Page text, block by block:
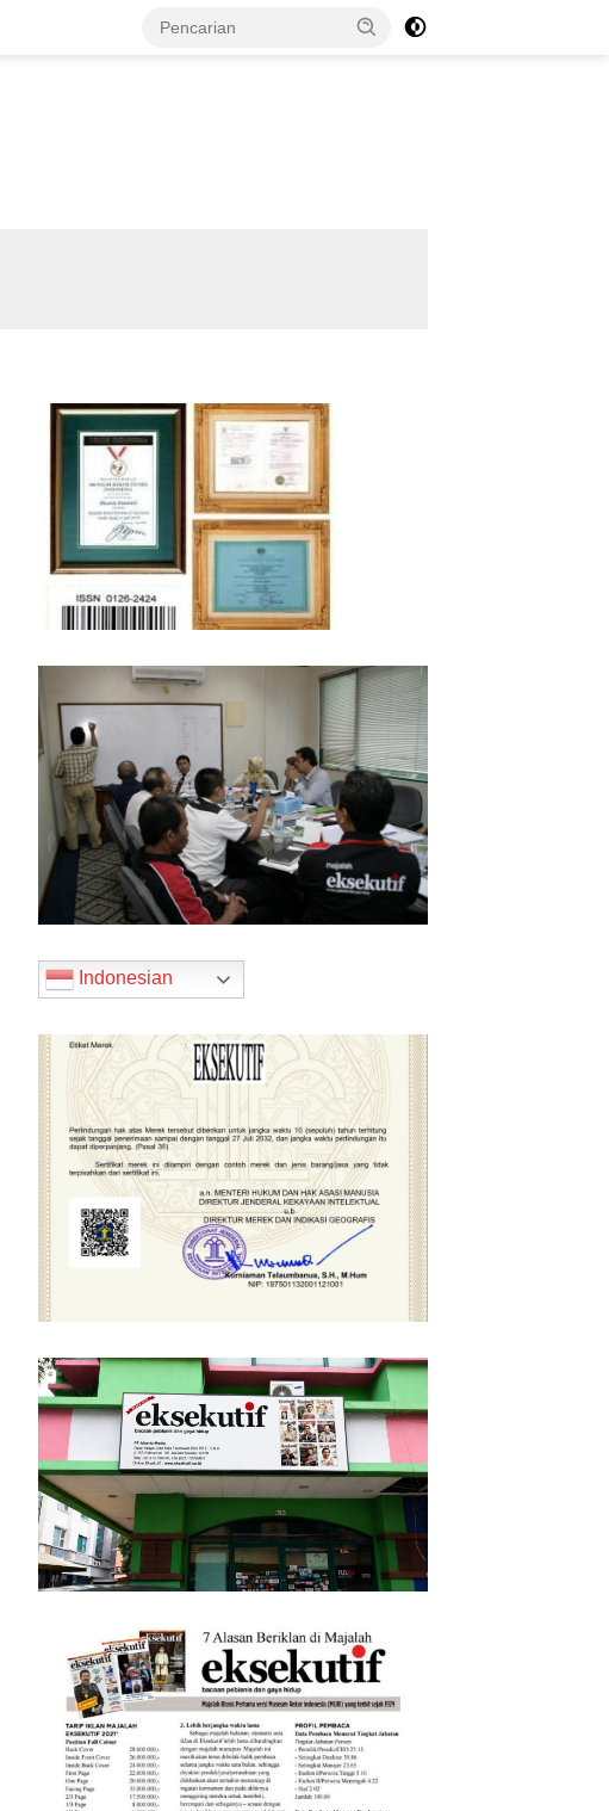
Indonesian